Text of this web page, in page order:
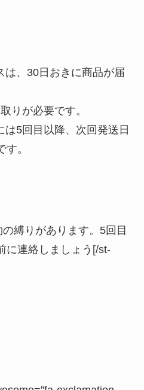
、 30日おきに商品が届
りが必要です。
5回目以降、次回発送日
。
縛りがあります。5回目
に連絡しましょう[/st-